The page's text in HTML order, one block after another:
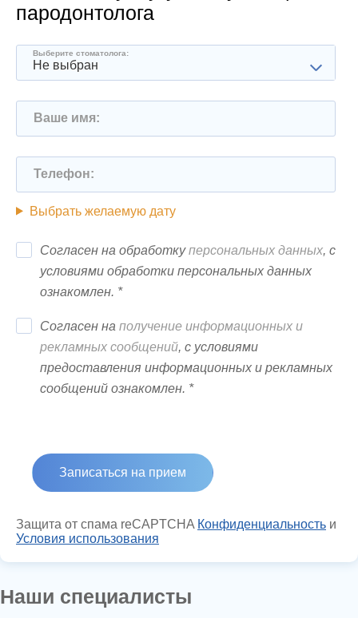
пародонтолога
Выберите стоматолога:
Не выбран
Ваше имя:
Телефон:
Выбрать желаемую дату
Согласен на обработкуперсональных данных, с
условиями обработки персональных данных
ознакомлен. *
Согласен на получение информационных и
рекламных сообщений, с условиями
предоставления информационных и рекламных
сообщений ознакомлен. *
Защита от спама reCAPTCHA Конфиденциальность и
Условия использования
Наши специалисты